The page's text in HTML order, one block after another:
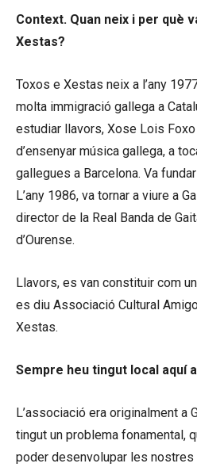
Context. Quan neix i per què
Xestas?
Toxos e Xestas neix a l’any
molta immigració gallega a
estudiar llavors, Xose Lois Foxo
d’ensenyar música gallega, a
gallegues a Barcelona. Va
L’any 1986, va tornar a viure a
director de la Real Banda de
d’Ourense.
Llavors, es van constituir com
es diu Associació Cultural
Xestas.
Sempre heu tingut local aquí
L’associació era originalment a
tingut un problema fonamental,
poder desenvolupar les nostres